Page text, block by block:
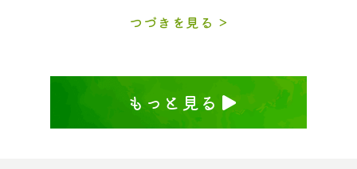
つづきを見る
もっと見る